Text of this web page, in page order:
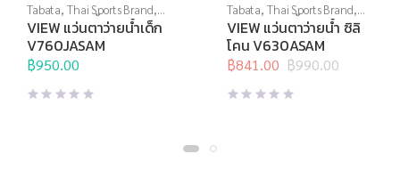
Tabata, Thai Sports Brand,
View,กีฬาทางน้ำ,แว่นตาว่าย
น้ำ,แว่นตาว่ายน้ำสำหรับเด็ก,
แว่นตาว่ายน้ำแข่งขัน
VIEW แว่นตาว่ายน้ำเด็ก
V760JASAM
฿950.00
Tabata, Thai Sports Brand,
View,กีฬาทางน้ำ,แว่นตาว่าย
น้ำ,แว่นตาว่ายน้ำทั่วไป
VIEW แว่นตาว่ายน้ำ ซิลิ
โคน V630ASAM
฿990.00
Original
price
was:
฿841.00
Current
price
is: